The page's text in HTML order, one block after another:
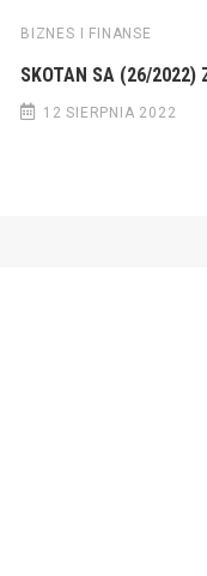
BIZNES I FINANSE
SKOTAN SA (26/
12 SIERPNIA 2022